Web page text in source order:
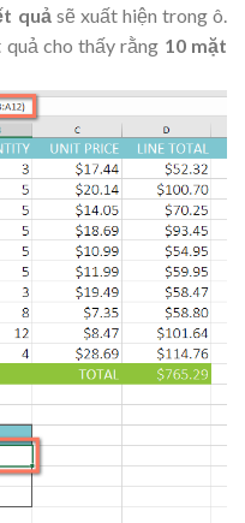
quả sẽ xuất hiện trong ô.
cho thấy rằng 10 mặt